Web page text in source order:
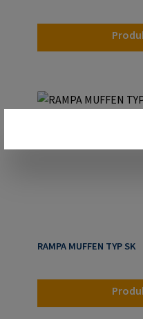
RAMPA MUFFEN TYP SK